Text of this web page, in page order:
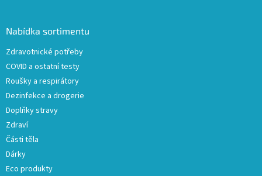
Nabídka sortimentu
Zdravotnické potřeby
COVID a ostatní testy
Roušky a respirátory
Dezinfekce a drogerie
Doplňky stravy
Zdraví
Části těla
Dárky
Eco produkty